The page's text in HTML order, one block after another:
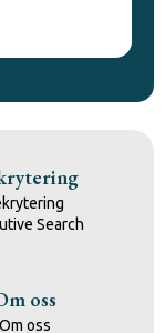
Search
oss
Om oss